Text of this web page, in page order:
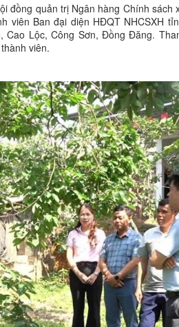
đồng quản trị Ngân hàng Chính sách
viên Ban đại diện HĐQT NHCSXH
Lộc, Công Sơn, Đồng Đăng.
viên.